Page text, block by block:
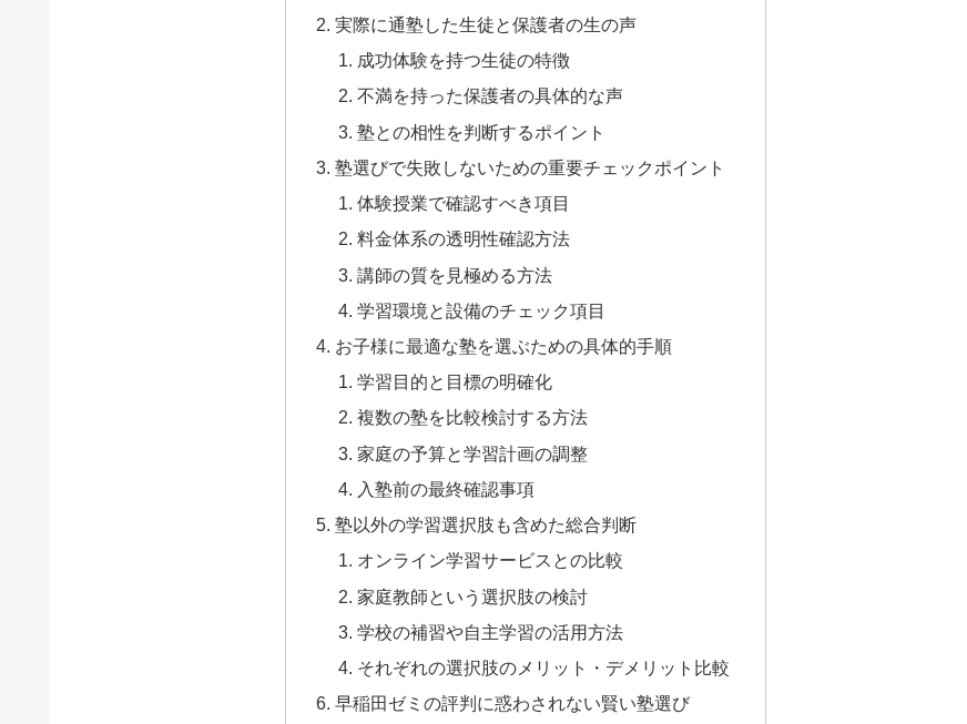
実際に通塾した生徒と保護者の生の声
成功体験を持つ生徒の特徴
不満を持った保護者の具体的な声
塾との相性を判断するポイント
塾選びで失敗しないための重要チェックポイント
体験授業で確認すべき項目
料金体系の透明性確認方法
講師の質を見極める方法
学習環境と設備のチェック項目
お子様に最適な塾を選ぶための具体的手順
学習目的と目標の明確化
複数の塾を比較検討する方法
家庭の予算と学習計画の調整
入塾前の最終確認事項
塾以外の学習選択肢も含めた総合判断
オンライン学習サービスとの比較
家庭教師という選択肢の検討
学校の補習や自主学習の活用方法
それぞれの選択肢のメリット・デメリット比較
早稲田ゼミの評判に惑わされない賢い塾選び